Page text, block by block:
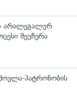
არალეგალურ
შეუჩერა
პატრონობის